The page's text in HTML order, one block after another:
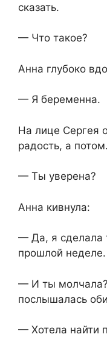
сказать.
— Что такое?
Анна глубоко
— Я беременна.
На лице Сергея
радость, а
— Ты уверена?
Анна кивнула:
— Да, я сделала
прошлой неделе.
— И ты
послышалась
— Хотела найти